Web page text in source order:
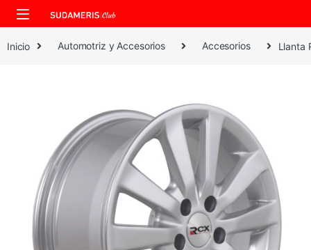
Skip to navigation
Skip to content
Inicio Automotriz y Accesorios Accesorios Llanta